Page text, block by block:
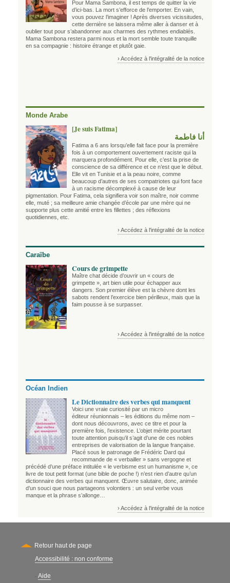
Pour Mama Sambona, il est temps de quitter la vie
d’ici-bas. La mort s’efforce de l’emporter. En vain,
vous pouvez l’imaginer ! Après diverses vicissitudes,
cette dernière se laissera même aller à danser et à
oublier tout pour s’abandonner aux charmes des rythmes endiablés.
Mama Sambona restera parmi nous et la mort semble toute tranquille
en sa compagnie : histoire étrange et plutôt gaie.
› Accédez à l'intégralité de la notice
Monde Arabe
[Je suis Fatima]
أنا فاطمة
Fatima a 6 ans lorsqu’elle fait face pour la première
fois à un comportement ouvertement raciste qui la
marquera profondément. Pour elle, c’est la prise de
conscience de sa différence et ce n’est que le début.
Elle vit en Tunisie et a la peau noire, comme
beaucoup d’autres de ses compatriotes qui font face
à un racisme décomplexé à cause de leur
pigmentation. Pour Fatima, cela signifiera voir son maître, noir comme
elle, muté ; sa meilleure amie changée d’école par une mère qui ne
supporte plus cette amitié entre les fillettes ; des réflexions
quotidiennes, etc.
› Accédez à l'intégralité de la notice
Caraïbe
Cours de grimpette
Maître chat décide d’ouvrir un « cours de
grimpette », art bien utile pour échapper aux
dangers. Son premier élève est la chèvre dont les
sabots rendent l’exercice bien périlleux, mais que la
faim pousse à se surpasser.
› Accédez à l'intégralité de la notice
Océan Indien
Le Dictionnaire des verbes qui manquent
Voici une vraie curiosité par un micro
éditeur réunionnais – les éditions du même nom –
dont nous découvrons, avec ce titre et pour la
première fois, l’existence. L’objet mérite pourtant
toute attention puisqu’il s’agit d’une de ces nobles
entreprises de valorisation de la langue française.
Placé sous le patronage de Frédéric Dard qui
recommande de « verbailler » sans vergogne et
précédé d’une préface intitulée « le verbisme est un humanisme », ce
livre de tout petit format (une bible de poche !) n’est rien d’autre qu’un
dictionnaire des verbes qui manquent. Œuvre salutaire, donc, animée
d’un souci que nous partageons volontiers : un seul verbe vous
manque et la phrase s’allonge…
› Accédez à l'intégralité de la notice
Retour haut de page
Secondary
Accessibilité : non conforme
- Aide